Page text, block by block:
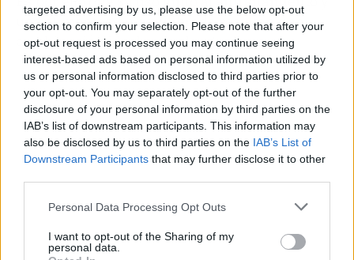
targeted advertising by us, please use the below opt-out
section to confirm your selection. Please note that after your
opt-out request is processed you may continue seeing
interest-based ads based on personal information utilized by
us or personal information disclosed to third parties prior to
your opt-out. You may separately opt-out of the further
disclosure of your personal information by third parties on the
IAB’s list of downstream participants. This information may
also be disclosed by us to third parties on the IAB’s List of
Downstream Participants that may further disclose it to other
Personal Data Processing Opt Outs
I want to opt-out of the Sharing of my
personal data.
una alimentación equilibrada resultan una
combinación ideal para el organismo.